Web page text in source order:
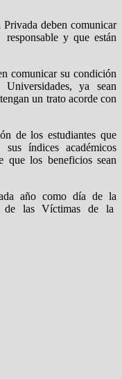
deben comunicar
y que están
comunicar su condición
ya sean
un trato acorde con
de los estudiantes que
índices académicos
los beneficios sean
año como día de la
de las Víctimas de la